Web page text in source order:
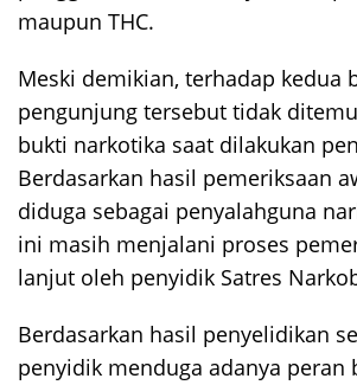
maupun THC.
Meski demikian, terhadap kedua
pengunjung tersebut tidak
bukti narkotika saat dilakukan
Berdasarkan hasil pemeriksaan
diduga sebagai penyalahguna
ini masih menjalani proses
lanjut oleh penyidik Satres
Berdasarkan hasil penyelidikan
penyidik menduga adanya peran